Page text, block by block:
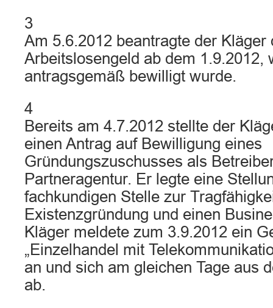
3
Am 5.6.2012 beantragte der
Arbeitslosengeld ab dem 1.9.2012,
antragsgemäß bewilligt wurde.
4
Bereits am 4.7.2012 stellte der
einen Antrag auf Bewilligung eines
Gründungszuschusses als
Partneragentur. Er legte eine
fachkundigen Stelle zur
Existenzgründung und einen
Kläger meldete zum 3.9.2012 ein
„Einzelhandel mit
an und sich am gleichen Tage aus
ab.